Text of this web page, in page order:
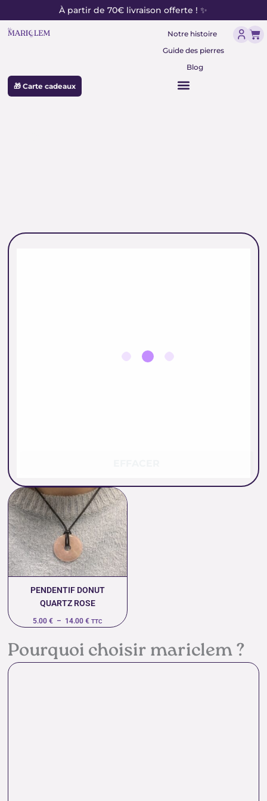
au
contenu
À partir de 70€ livraison offerte ! ✨
Notre histoire
Guide des pierres
Blog
🎁 Carte cadeaux
PENDENTIF DONUT
QUARTZ ROSE
5.00€ – 14.00€
Plage
de
prix :
5.00 €
à
14.00 €
TTC
Pourquoi choisir mariclem ?